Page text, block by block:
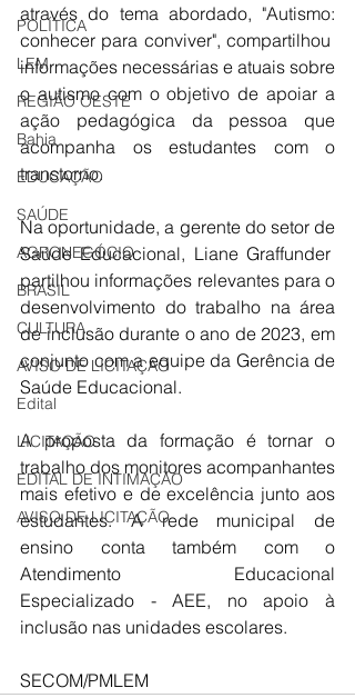
POLÍTICA
LEM
REGIÃO OESTE
Bahia
EDUCAÇÃO
SAÚDE
AGRONEGÓCIO
BRASIL
CULTURA
AVISO DE LICITAÇÃO
Edital
LICITAÇÃO
EDITAL DE INTIMAÇÃO
AVISO DE LICITAÇÃO
através do tema abordado, "Autismo:
conhecer para conviver", compartilhou
informações necessárias e atuais sobre
o autismo com o objetivo de apoiar a
ação pedagógica da pessoa que
acompanha os estudantes com o
transtorno.
Na oportunidade, a gerente do setor de
Saúde Educacional, Liane Graffunder
partilhou informações relevantes para o
desenvolvimento do trabalho na área
de inclusão durante o ano de 2023, em
conjunto com a equipe da Gerência de
Saúde Educacional.
A proposta da formação é tornar o
trabalho dos monitores acompanhantes
mais efetivo e de excelência junto aos
estudantes. A rede municipal de
ensino conta também com o
Atendimento Educacional
Especializado - AEE, no apoio à
inclusão nas unidades escolares.
SECOM/PMLEM